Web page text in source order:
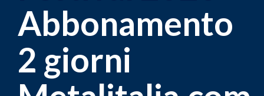
Abbonamento
2 giorni